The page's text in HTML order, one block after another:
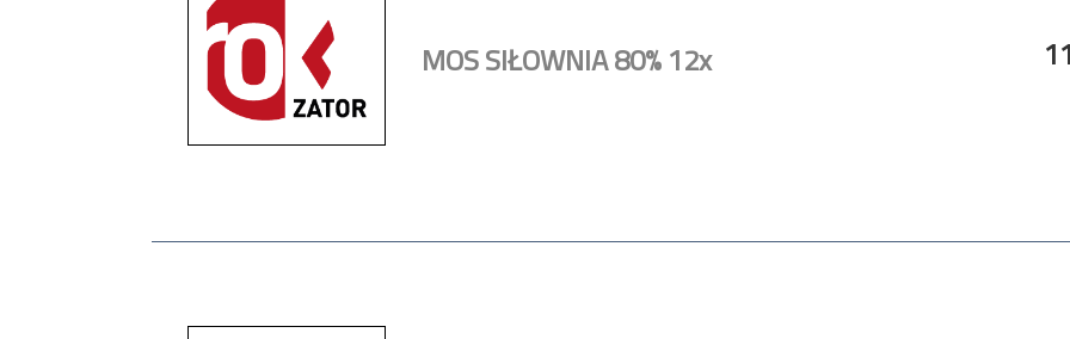
MOS SIŁOWNIA 80% 12x